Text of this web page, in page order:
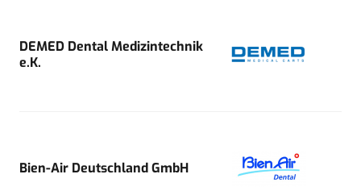
DEMED Dental Medizintechnik
e.K.
Bien-Air Deutschland GmbH